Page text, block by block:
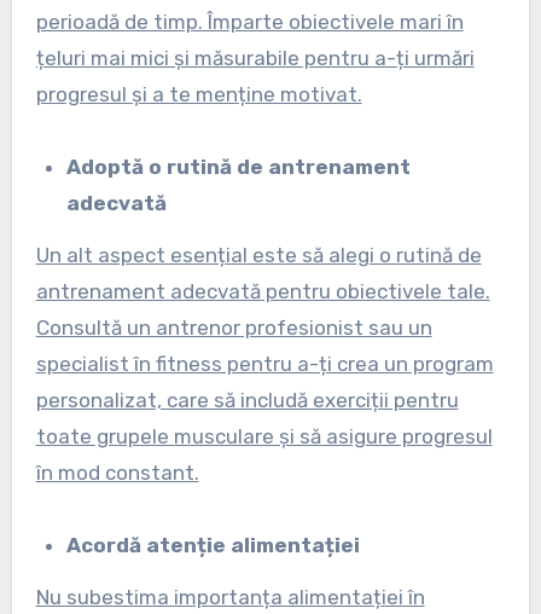
perioadă de timp. Împarte obiectivele mari în
țeluri mai mici și măsurabile pentru a-ți urmări
progresul și a te menține motivat.
Adoptă o rutină de antrenament
adecvată
Un alt aspect esențial este să alegi o rutină de
antrenament adecvată pentru obiectivele tale.
Consultă un antrenor profesionist sau un
specialist în fitness pentru a-ți crea un program
personalizat, care să includă exerciții pentru
toate grupele musculare și să asigure progresul
în mod constant.
Acordă atenție alimentației
Nu subestima importanța alimentației în